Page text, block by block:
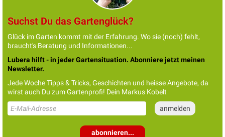
Suchst Du das Gartenglück?
Glück im Garten kommt mit der Erfahrung. Wo sie (noch) fehlt,
braucht's Beratung und Informationen...
Lubera hilft - in jeder Gartensituation. Abonniere jetzt meinen
Newsletter.
Jede Woche Tipps & Tricks, Geschichten und heisse Angebote, da
wirst auch Du zum Gartenprofi! Dein Markus Kobelt
abonnieren...